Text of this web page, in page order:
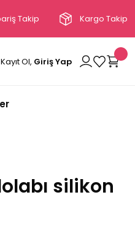
Takip Kargo Takip
Kayıt Ol, Giriş Yap
silikon